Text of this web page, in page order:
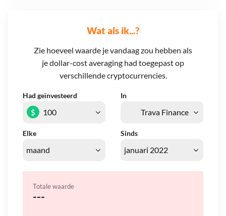
Wat als ik...?
Zie hoeveel waarde je vandaag zou hebben als
je dollar-cost averaging had toegepast op
verschillende cryptocurrencies.
Had geïnvesteerd In
Elke Sinds
$
Totale waarde
---